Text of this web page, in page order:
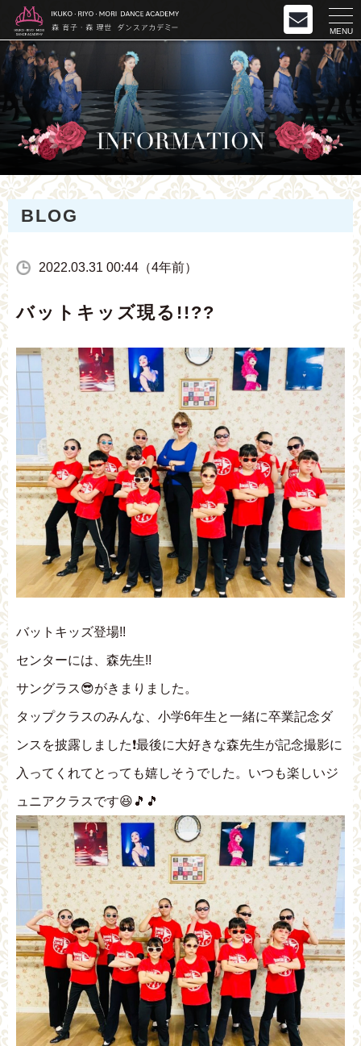
BLOG
2022.03.31 00:44（4年前）
バットキッズ現る!!??
バットキッズ登場!!
センターには、森先生!!
サングラス😎がきまりました。
タップクラスのみんな、小学6年生と一緒に卒業記念ダ
ンスを披露しました❗最後に大好きな森先生が記念撮影に
入ってくれてとっても嬉しそうでした。いつも楽しいジ
ュニアクラスです😆🎵🎵
MENU